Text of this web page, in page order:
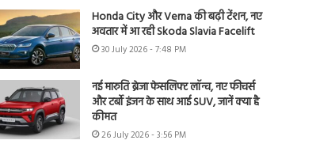
Honda City और Verna की बढ़ी टेंशन, नए
अवतार में आ रही Skoda Slavia Facelift
30 July 2026 - 7:48 PM
नई मारुति ब्रेजा फेसलिफ्ट लॉन्च, नए फीचर्स
और टर्बो इंजन के साथ आई SUV, जानें क्या है
कीमत
26 July 2026 - 3:56 PM